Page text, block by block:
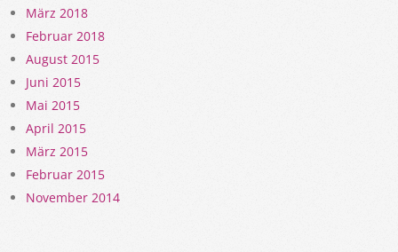
März 2018
Februar 2018
August 2015
Juni 2015
Mai 2015
April 2015
März 2015
Februar 2015
November 2014